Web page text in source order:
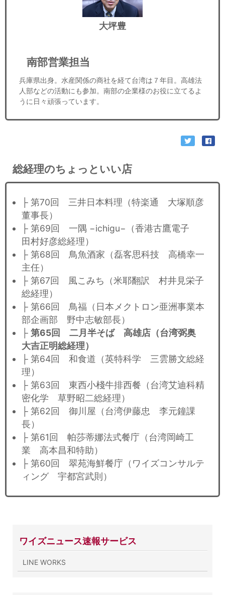
大坪豊
南部営業担当
兵庫県出身。水産関係の商社を経て台湾は７年目。高雄法
人部などの活動にも参加。南部の企業様のお役に立てるよ
うに日々頑張っています。
総経理のちょっといい店
├ 第70回 三井日本料理（特楽通 大塚順彦
董事長）
├ 第69回 一隅 −ichigu−（香港古鷹電子
田村好彦総経理）
├ 第68回 鳥魚酒家（磊客思科技 高橋幸一
主任）
├ 第67回 風こみち（米耶翻訳 村井見栄子
総経理）
├ 第66回 鳥福（日本メクトロン亜洲事業本
部企画部 野中志敏部長）
├ 第65回 二月半そば 高雄店（台湾弼奥
大吉正明総経理）
├ 第64回 和食道（英特科学 三雲勝文総経
理）
├ 第63回 東西小棧牛排西餐（台湾艾迪科精
密化学 草野昭二総経理）
├ 第62回 御川屋（台湾伊藤忠 李元鐘課
長）
├ 第61回 帕莎蒂娜法式餐庁（台湾岡崎工
業 高本昌和特助）
├ 第60回 翠苑海鮮餐庁（ワイズコンサルテ
ィング 宇都宮武則）
ワイズニュース速報サービス
LINE WORKS